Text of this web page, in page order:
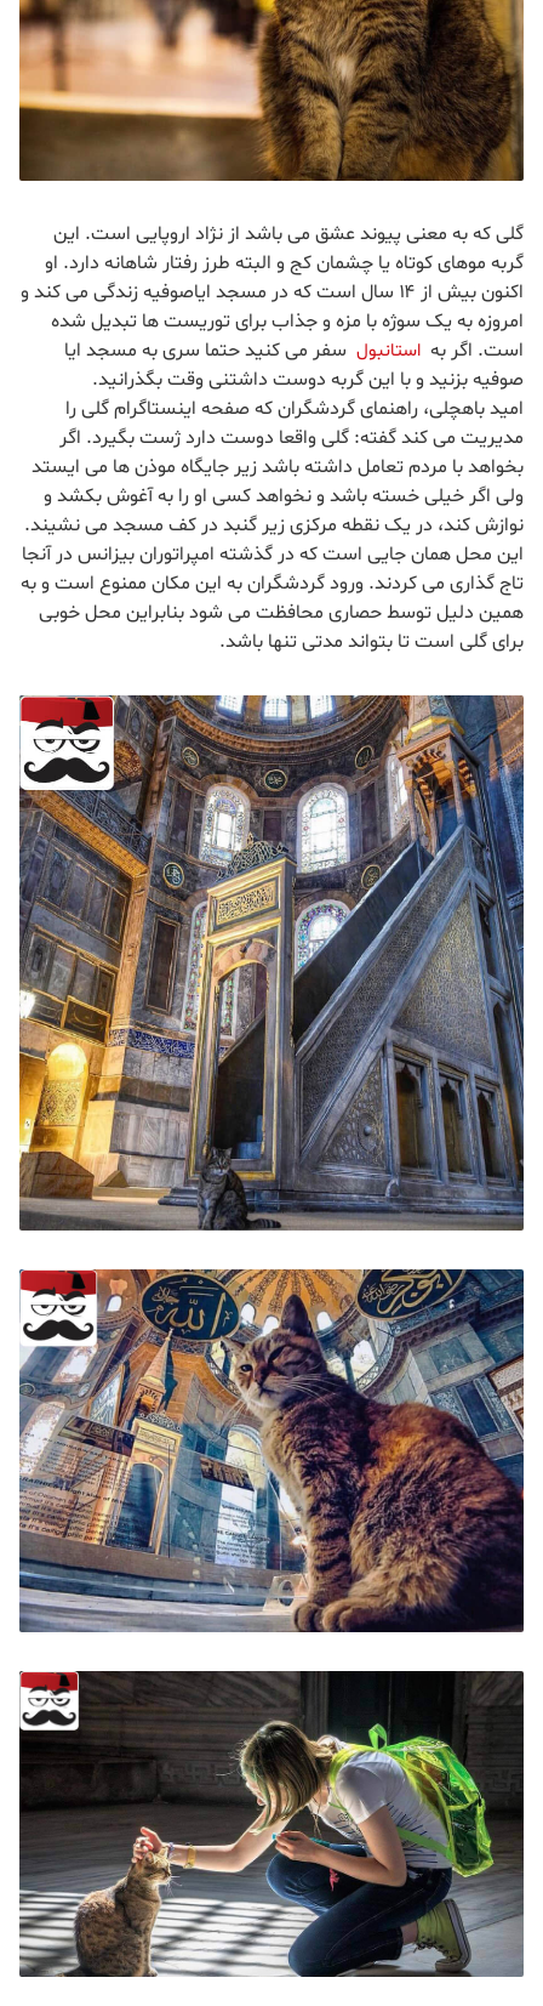
گلی که به معنی پیوند عشق می باشد از نژاد اروپایی است. این
گربه موهای کوتاه یا چشمان کج و البته طرز رفتار شاهانه دارد. او
اکنون بیش از ۱۴ سال است که در مسجد ایاصوفیه زندگی می کند و
امروزه به یک سوژه با مزه و جذاب برای توریست ها تبدیل شده
است. اگر به استانبول سفر می کنید حتما سری به مسجد ایا
صوفیه بزنید و با این گربه دوست داشتنی وقت بگذرانید.
امید باهچلی، راهنمای گردشگران که صفحه اینستاگرام گلی را
مدیریت می کند گفته: گلی واقعا دوست دارد ژست بگیرد. اگر
بخواهد با مردم تعامل داشته باشد زیر جایگاه موذن ها می ایستد
ولی اگر خیلی خسته باشد و نخواهد کسی او را به آغوش بکشد و
نوازش کند، در یک نقطه مرکزی زیر گنبد در کف مسجد می نشیند.
این محل همان جایی است که در گذشته امپراتوران بیزانس در آنجا
تاج گذاری می کردند. ورود گردشگران به این مکان ممنوع است و به
همین دلیل توسط حصاری محافظت می شود بنابراین محل خوبی
برای گلی است تا بتواند مدتی تنها باشد.